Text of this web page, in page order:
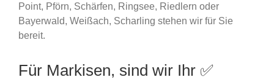
Point, Pförn, Schärfen, Ringsee, Riedlern oder
Bayerwald, Weißach, Scharling stehen wir für Sie
bereit.
Für Markisen, sind wir Ihr ✅